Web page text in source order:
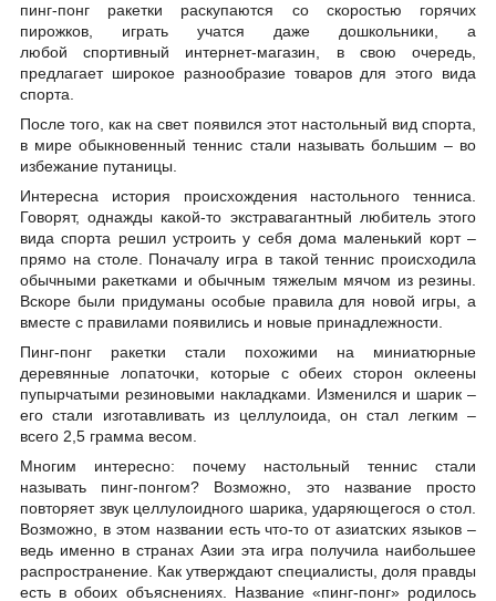
пинг-понг ракетки раскупаются со скоростью горячих
пирожков, играть учатся даже дошкольники, а
любой
спортивный интернет-магазин, в свою очередь,
предлагает широкое разнообразие товаров для этого вида
спорта.
После того, как на свет появился этот настольный вид спорта,
в мире обыкновенный теннис стали называть большим – во
избежание путаницы.
Интересна история происхождения настольного тенниса.
Говорят, однажды какой-то экстравагантный любитель этого
вида спорта решил устроить у себя дома маленький корт –
прямо на столе. Поначалу игра в такой теннис происходила
обычными ракетками и обычным тяжелым мячом из резины.
Вскоре были придуманы особые правила для новой игры, а
вместе с правилами появились и новые принадлежности.
Пинг-понг ракетки стали похожими на миниатюрные
деревянные лопаточки, которые с обеих сторон оклеены
пупырчатыми резиновыми накладками. Изменился и шарик –
его стали изготавливать из целлулоида, он стал легким –
всего 2,5 грамма весом.
Многим интересно: почему настольный теннис стали
называть пинг-понгом? Возможно, это название просто
повторяет звук целлулоидного шарика, ударяющегося о стол.
Возможно, в этом названии есть что-то от азиатских языков –
ведь именно в странах Азии эта игра получила наибольшее
распространение. Как утверждают специалисты, доля правды
есть в обоих объяснениях. Название «пинг-понг» родилось